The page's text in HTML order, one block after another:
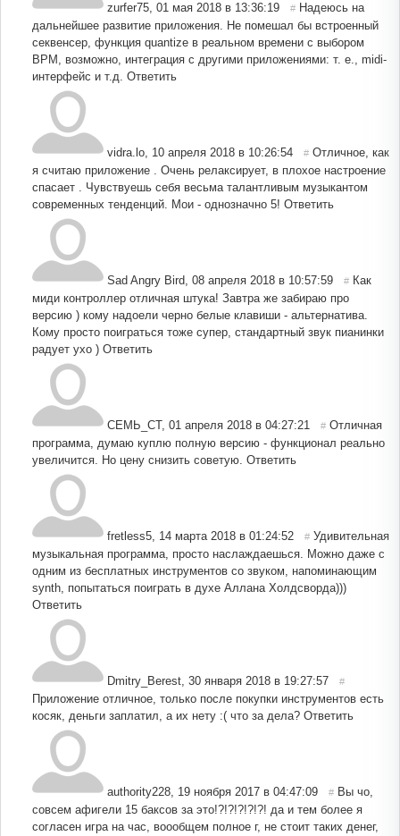
zurfer75, 01 мая 2018 в 13:36:19 # Надеюсь на
дальнейшее развитие приложения. Не помешал бы встроенный
секвенсер, функция quantize в реальном времени с выбором
BPM, возможно, интеграция с другими приложениями: т. е., midi-
интерфейс и т.д. Ответить
vidra.lo, 10 апреля 2018 в 10:26:54 # Отличное, как
я считаю приложение . Очень релаксирует, в плохое настроение
спасает . Чувствуешь себя весьма талантливым музыкантом
современных тенденций. Мои - однозначно 5! Ответить
Sad Angry Bird, 08 апреля 2018 в 10:57:59 # Как
миди контроллер отличная штука! Завтра же забираю про
версию ) кому надоели черно белые клавиши - альтернатива.
Кому просто поиграться тоже супер, стандартный звук пианинки
радует ухо ) Ответить
СЕМЬ_СТ, 01 апреля 2018 в 04:27:21 # Отличная
программа, думаю куплю полную версию - функционал реально
увеличится. Но цену снизить советую. Ответить
fretless5, 14 марта 2018 в 01:24:52 # Удивительная
музыкальная программа, просто наслаждаешься. Можно даже с
одним из бесплатных инструментов со звуком, напоминающим
synth, попытаться поиграть в духе Аллана Холдсворда)))
Ответить
Dmitry_Berest, 30 января 2018 в 19:27:57 #
Приложение отличное, только после покупки инструментов есть
косяк, деньги заплатил, а их нету :( что за дела? Ответить
authority228, 19 ноября 2017 в 04:47:09 # Вы чо,
совсем афигели 15 баксов за это!?!?!?!?!?! да и тем более я
согласен игра на час, воообщем полное г, не стоит таких денег,